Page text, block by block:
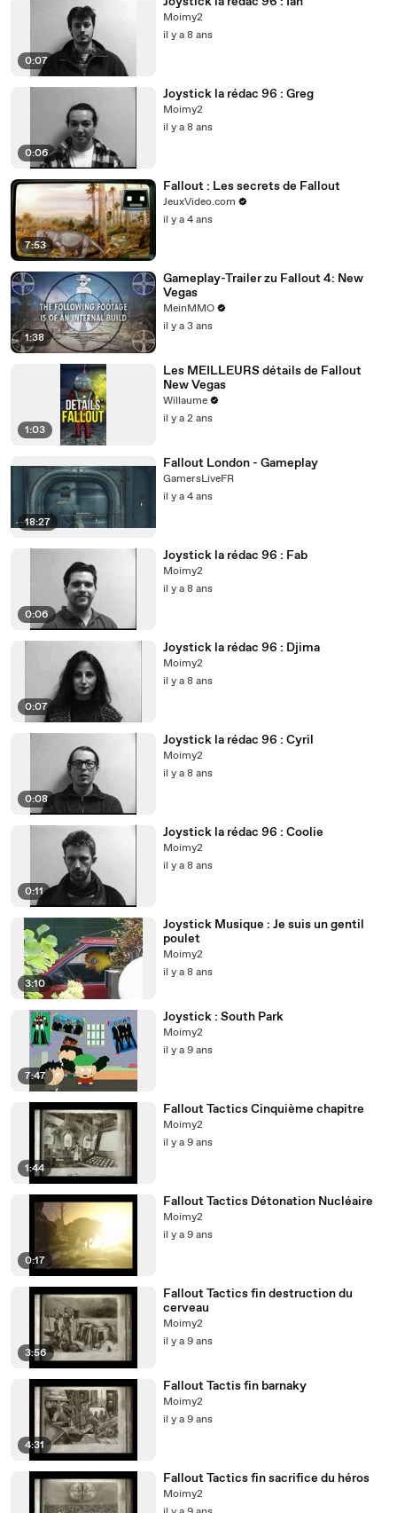
0:07
Moimy2
il y a 8 ans
0:06
Joystick la rédac 96 : Greg
Moimy2
il y a 8 ans
7:53
Fallout : Les secrets de Fallout
JeuxVideo.com
il y a 4 ans
1:38
Gameplay-Trailer zu Fallout 4: New
Vegas
MeinMMO
il y a 3 ans
1:03
Les MEILLEURS détails de Fallout
New Vegas
Willaume
il y a 2 ans
18:27
Fallout London - Gameplay
GamersLiveFR
il y a 4 ans
0:06
Joystick la rédac 96 : Fab
Moimy2
il y a 8 ans
0:07
Joystick la rédac 96 : Djima
Moimy2
il y a 8 ans
0:08
Joystick la rédac 96 : Cyril
Moimy2
il y a 8 ans
0:11
Joystick la rédac 96 : Coolie
Moimy2
il y a 8 ans
3:10
Joystick Musique : Je suis un gentil
poulet
Moimy2
il y a 8 ans
7:47
Joystick : South Park
Moimy2
il y a 9 ans
1:44
Fallout Tactics Cinquième chapitre
Moimy2
il y a 9 ans
0:17
Fallout Tactics Détonation Nucléaire
Moimy2
il y a 9 ans
3:56
Fallout Tactics fin destruction du
cerveau
Moimy2
il y a 9 ans
4:31
Fallout Tactis fin barnaky
Moimy2
il y a 9 ans
Fallout Tactics fin sacrifice du héros
Moimy2